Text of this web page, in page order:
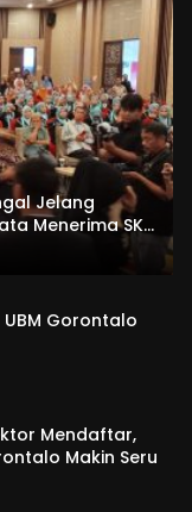
Jelang
Menerima SKL
Gorontalo
Mendaftar,
Makin Seru